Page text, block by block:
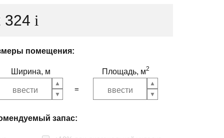
324 i
помещения:
Ширина, м Площадь, м2
запас: